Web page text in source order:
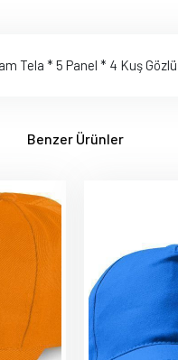
Tela * 5 Panel * 4 Kuş Gözlü
Benzer Ürünler